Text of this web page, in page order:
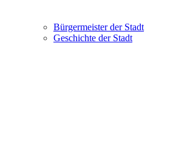
Bürgermeister der Stadt
Geschichte der Stadt